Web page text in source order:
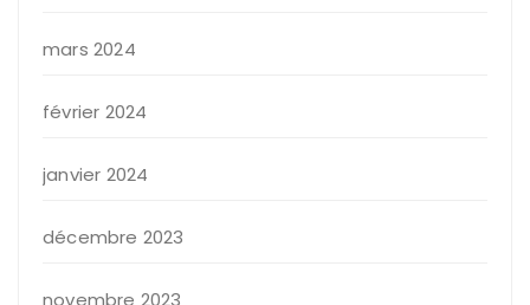
mars 2024
février 2024
janvier 2024
décembre 2023
novembre 2023